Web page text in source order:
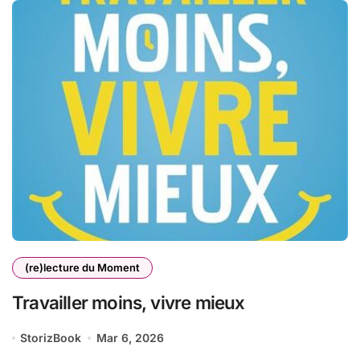
(re)lecture du Moment
Travailler moins, vivre mieux
StorizBook Mar 6, 2026